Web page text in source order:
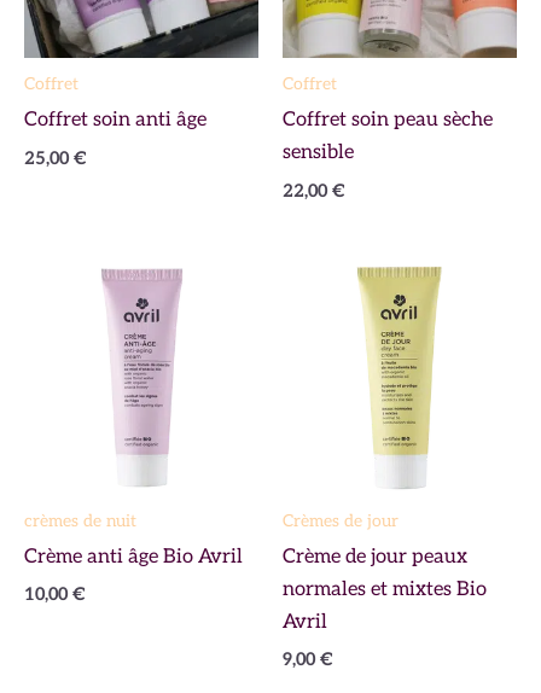
Coffret
Coffret soin anti âge
25,00 €
Coffret
Coffret soin peau sèche
sensible
22,00 €
crèmes de nuit
Crème anti âge Bio Avril
10,00 €
Crèmes de jour
Crème de jour peaux
normales et mixtes Bio
Avril
9,00 €